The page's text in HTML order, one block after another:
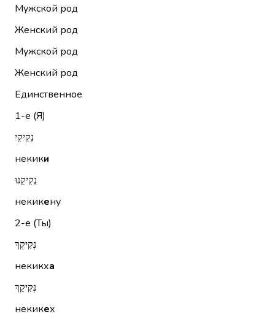
Мужской род
Женский род
Мужской род
Женский род
Единственное
1-е (Я)
נְקִיקִי
некики
נְקִיקֵנוּ
некикену
2-е (Ты)
נְקִיקְךָ
некикха
נְקִיקֵךְ
некикех